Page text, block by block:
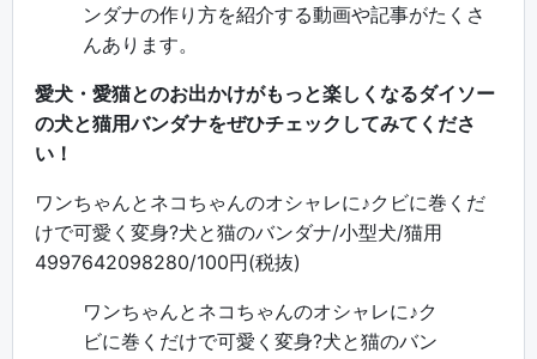
ンダナの作り方を紹介する動画や記事がたくさ
んあります。
愛犬・愛猫とのお出かけがもっと楽しくなるダイソー
の犬と猫用バンダナをぜひチェックしてみてくださ
い！
ワンちゃんとネコちゃんのオシャレに♪クビに巻くだ
けで可愛く変身?犬と猫のバンダナ/小型犬/猫用
4997642098280/100円(税抜)
ワンちゃんとネコちゃんのオシャレに♪ク
ビに巻くだけで可愛く変身?犬と猫のバン